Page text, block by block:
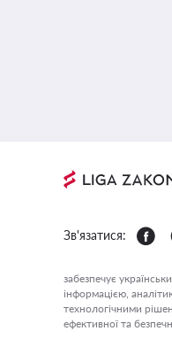
Зв'язатися:
забезпечує
інформацією,
технологічними
ефективної та